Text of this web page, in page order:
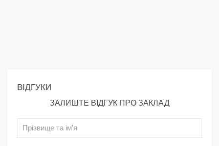
ВІДГУКИ
ЗАЛИШТЕ ВІДГУК ПРО ЗАКЛАД